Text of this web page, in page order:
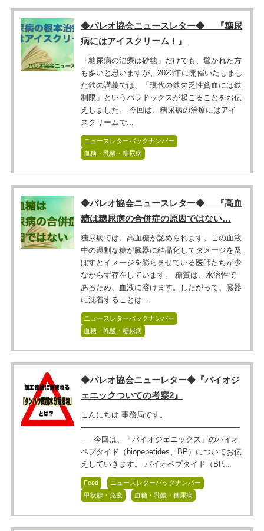
◆パレオ協会ニュースレター◆ 『糖尿
病にはアイスクリーム！』
「糖尿病の治療は砂糖」だけでも、驚かれた方
も多いと思いますが、2023年に開催いたしまし
た鉄の講義では、「現代の鉄欠乏性貧血には鉄
制限」というパラドックスが起こることをお伝
えしました。 今回は、糖尿病の治療にはアイ
スクリームで...
ニュースレターバックナンバー
血糖・乳酸・糖尿病
◆パレオ協会ニュースレター◆ 『高血
糖は糖尿病の合併症の原因ではない…
糖尿病では、高血糖が認められます。この血液
中の過剰な糖が臓器に結晶化してダメージを及
ぼすとイメージを膨らませている医師たちが少
なからず存在しています。 糖質は、水溶性で
あるため、血液に溶けます。したがって、臓器
に沈着することは...
ニュースレターバックナンバー
血糖・乳酸・糖尿病
◆パレオ協会ニューレター◆『バイオジ
ェニックついての考察2』
こんにちは 事務局です。
──────────────────────────────
── 今回は、「バイオジェニックス」のバイオ
ペプタイド（biopepetides、BP）についてお伝
えしていきます。 バイオペプタイド（BP...
Food
ニュースレターバックナンバー
甲状腺・免疫
血糖・乳酸・糖尿病